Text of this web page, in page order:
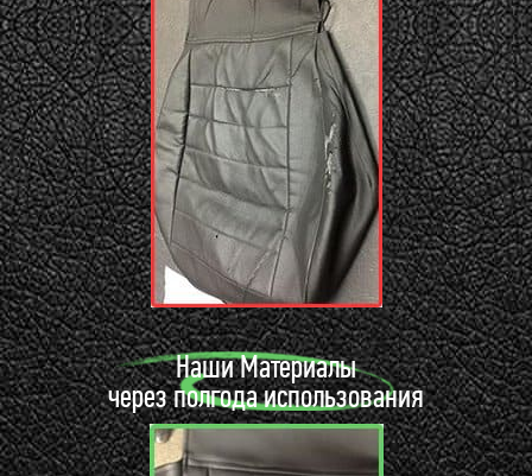
Наши Материалы
через полгода использования